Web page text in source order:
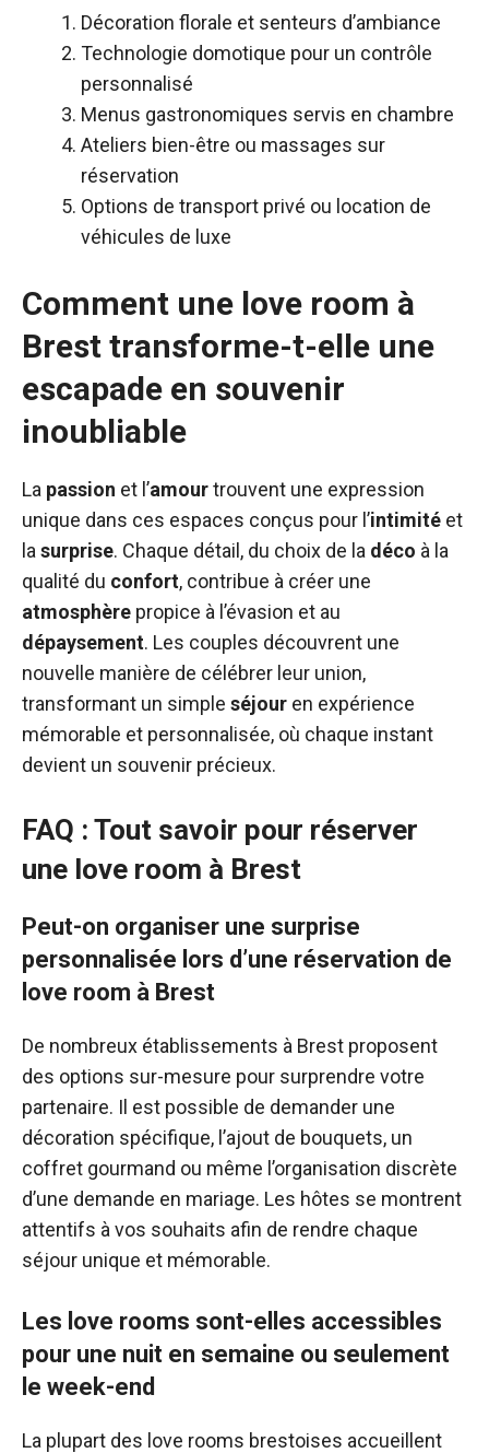
Décoration florale et senteurs d’ambiance
Technologie domotique pour un contrôle
personnalisé
Menus gastronomiques servis en chambre
Ateliers bien-être ou massages sur
réservation
Options de transport privé ou location de
véhicules de luxe
Comment une love room à
Brest transforme-t-elle une
escapade en souvenir
inoubliable
La passion et l’amourtrouvent une expression
unique dans ces espaces conçus pour l’intimité et
la surprise. Chaque détail, du choix de la déco à la
qualité du confort, contribue à créer une
atmosphère propice à l’évasion et au
dépaysement. Les couples découvrent une
nouvelle manière de célébrer leur union,
transformant un simple séjour en expérience
mémorable et personnalisée, où chaque instant
devient un souvenir précieux.
FAQ : Tout savoir pour réserver
une love room à Brest
Peut-on organiser une surprise
personnalisée lors d’une réservation de
love room à Brest
De nombreux établissements à Brest proposent
des options sur-mesure pour surprendre votre
partenaire. Il est possible de demander une
décoration spécifique, l’ajout de bouquets, un
coffret gourmand ou même l’organisation discrète
d’une demande en mariage. Les hôtes se montrent
attentifs à vos souhaits afin de rendre chaque
séjour unique et mémorable.
Les love rooms sont-elles accessibles
pour une nuit en semaine ou seulement
le week-end
La plupart des love rooms brestoises accueillent